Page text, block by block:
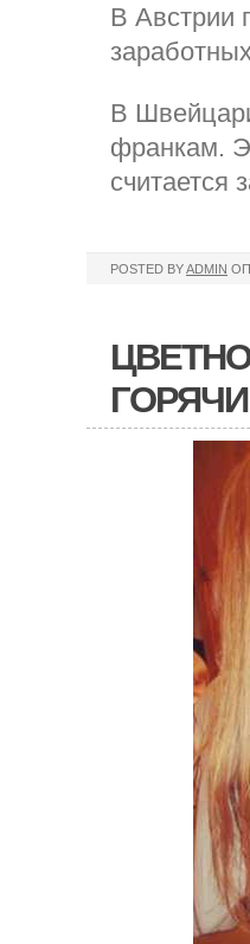
В Австрии
В
франкам.
считается
POSTED BYADMIN